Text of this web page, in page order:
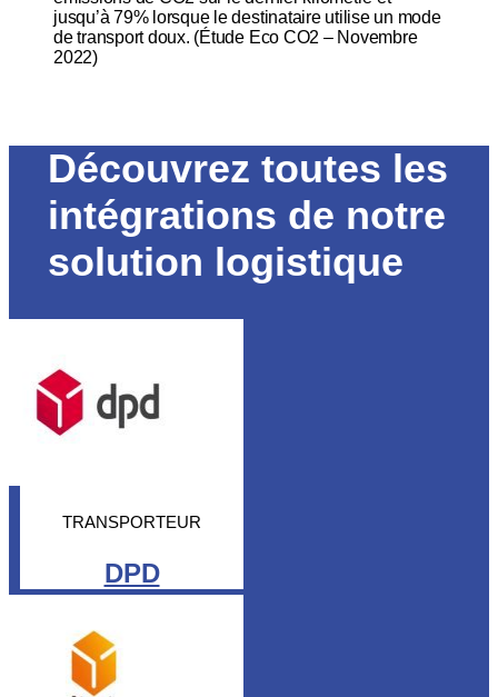
jusqu’à 79% lorsque le destinataire utilise un mode
de transport doux. (Étude Eco CO2 – Novembre
2022)
Découvrez toutes les
intégrations de notre
solution logistique
TRANSPORTEUR
DPD